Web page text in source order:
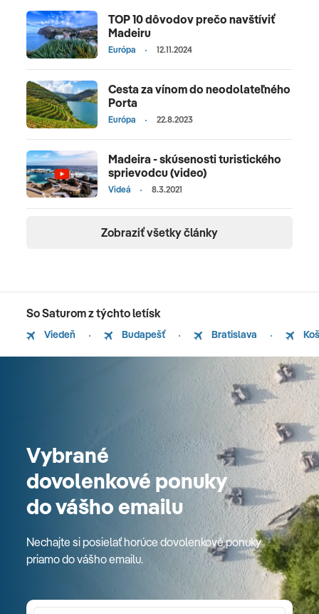
TOP 10 dôvodov prečo navštíviť
Madeiru
Európa 12.11.2024
Cesta za vínom do neodolateľného
Porta
Európa 22.8.2023
Madeira - skúsenosti turistického
sprievodcu (video)
Videá 8.3.2021
Zobraziť všetky články
So Saturom z týchto letísk
Viedeň Budapešť Bratislava
Vybrané
dovolenkové ponuky
do vášho emailu
Nechajte si posielať horúce dovolenkové ponuky
priamo do vášho emailu.